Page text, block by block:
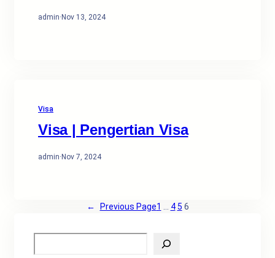
admin·Nov 13, 2024
Visa
Visa | Pengertian Visa
admin·Nov 7, 2024
← Previous Page1 4 5 6
e